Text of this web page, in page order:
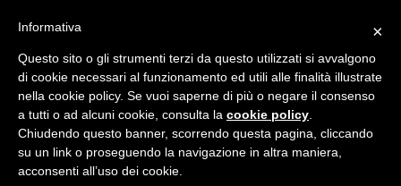
×
Informativa
Questo sito o gli strumenti terzi da questo utilizzati si avvalgono
di cookie necessari al funzionamento ed utili alle finalità illustrate
nella cookie policy. Se vuoi saperne di più o negare il consenso
a tutti o ad alcuni cookie, consulta la cookie policy.
Chiudendo questo banner, scorrendo questa pagina, cliccando
su un link o proseguendo la navigazione in altra maniera,
acconsenti all’uso dei cookie.